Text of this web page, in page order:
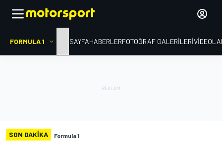
FORMULA 1 ANA SAYFAHABERLERFOTOĞRAF GALERILERI
SON DAKIKA Formula 1